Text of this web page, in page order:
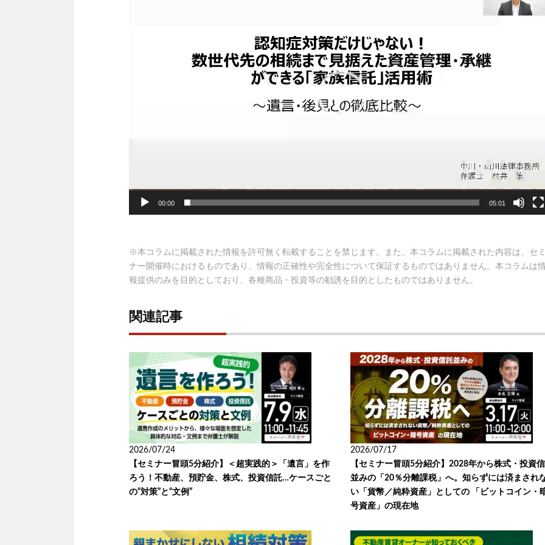
00:00 05:01
※本コラムに掲載された情報を許可無く転載することを禁じます。また、本コラムに掲載された内容は、セ
ナー開催時におけるものであり、情報の正確性や完全性について保証するものではありません。本コラムは
報提供のみを目的としており、各種商品・投資等の勧誘を目的としたものではありません。
関連記事
2026/07/24
【セミナー冒頭5分紹介】＜超実践的＞「遺言」を作
ろう！不動産、預貯金、株式、投資信託…ケースごと
の“対策”と“文例”
2026/07/17
【セミナー冒頭5分紹介】2028年から株式・投資
並みの「20％分離課税」へ。知らずには済まされ
い「貨幣／純粋資産」としての 「ビットコイン・
号資産」の現在地